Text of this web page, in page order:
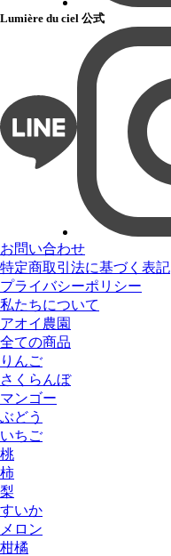
Lumière du ciel 公式
お問い合わせ
特定商取引法に基づく表記
プライバシーポリシー
私たちについて
アオイ農園
全ての商品
りんご
さくらんぼ
マンゴー
ぶどう
いちご
桃
柿
梨
すいか
メロン
柑橘